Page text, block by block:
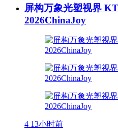
屏构万象光塑视界
2026ChinaJoy
4 13小时前